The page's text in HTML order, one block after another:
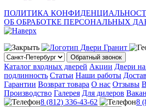
ПОЛИТИКА
ОБ ОБРАБОТКЕ ПЕРСОНАЛЬНЫХ
Обратный звонок
Каталог входных дверей Акции Двери на
подлинность Статьи Наши работы
Гарантии Возврат товара О нас Отзывы
Производство Галерея Для дилеров
8 (812) 336-43-62
8